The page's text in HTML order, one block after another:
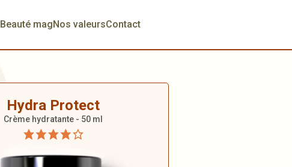
Beauté magNos valeursContact
Hydra Protect
Crème hydratante - 50 ml